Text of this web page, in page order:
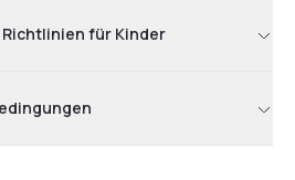
für Kinder